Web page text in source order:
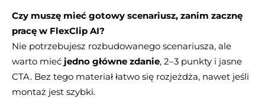
Czy muszę mieć gotowy scenariusz, zanim zacznę
pracę w FlexClip AI?
Nie potrzebujesz rozbudowanego scenariusza, ale
warto mieć jedno główne zdanie, 2–3 punkty i jasne
CTA. Bez tego materiał łatwo się rozjeżdża, nawet jeśli
montaż jest szybki.